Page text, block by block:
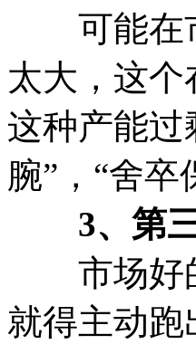
可能在市
太大，这
这种产能过
腕”，“舍卒
3、第三
市场好的
就得主动